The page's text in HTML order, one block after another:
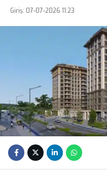
Giriş: 07-07-2026 11:23